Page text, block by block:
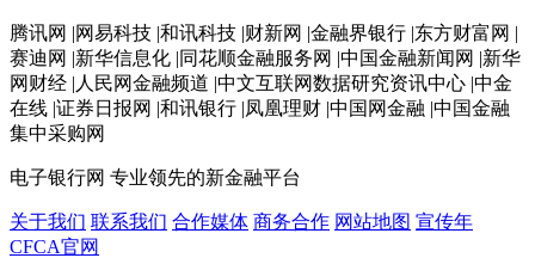
腾讯网 |网易科技 |和讯科技 |财新网 |金融界银行 |东方财富网 |
赛迪网 |新华信息化 |同花顺金融服务网 |中国金融新闻网 |新华
网财经 |人民网金融频道 |中文互联网数据研究资讯中心 |中金
在线 |证券日报网 |和讯银行 |凤凰理财 |中国网金融 |中国金融
集中采购网
电子银行网 专业领先的新金融平台
关于我们 联系我们 合作媒体 商务合作 网站地图 宣传年
CFCA官网